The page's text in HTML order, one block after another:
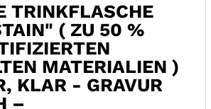
TRINKFLASCHE
( ZU 50 %
MATERIALIEN )
KLAR - GRAVUR
–